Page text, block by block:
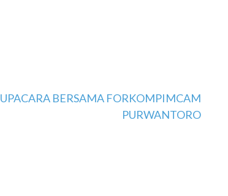
UPACARA BERSAMA FORKOMPIMCAM
PURWANTORO